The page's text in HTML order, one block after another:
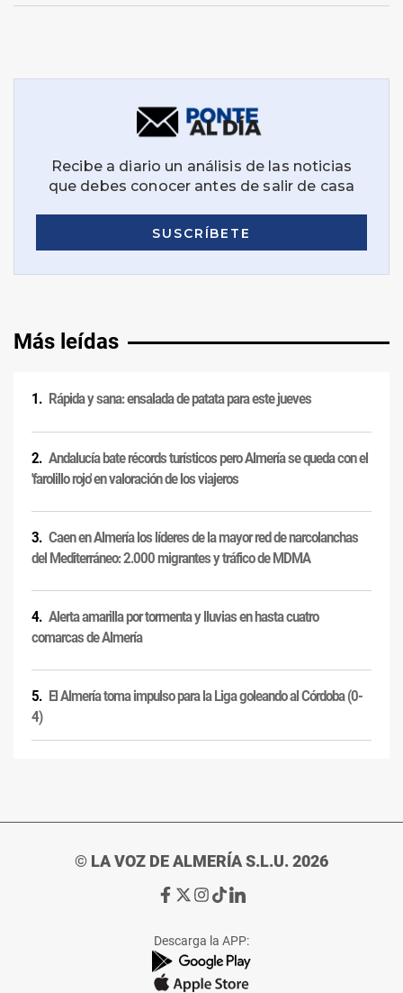
Más leídas
Rápida y sana: ensalada de patata para este jueves
Andalucía bate récords turísticos pero Almería se queda con el
'farolillo rojo' en valoración de los viajeros
Caen en Almería los líderes de la mayor red de narcolanchas
del Mediterráneo: 2.000 migrantes y tráfico de MDMA
Alerta amarilla por tormenta y lluvias en hasta cuatro
comarcas de Almería
El Almería toma impulso para la Liga goleando al Córdoba (0-
4)
© LA VOZ DE ALMERÍA S.L.U. 2026
Ir
de
La
Voz
Ir
de
La
Voz
Ir
de
La
Voz
Ir
de
La
Voz
Ir
de
La
Voz
Descarga la APP: